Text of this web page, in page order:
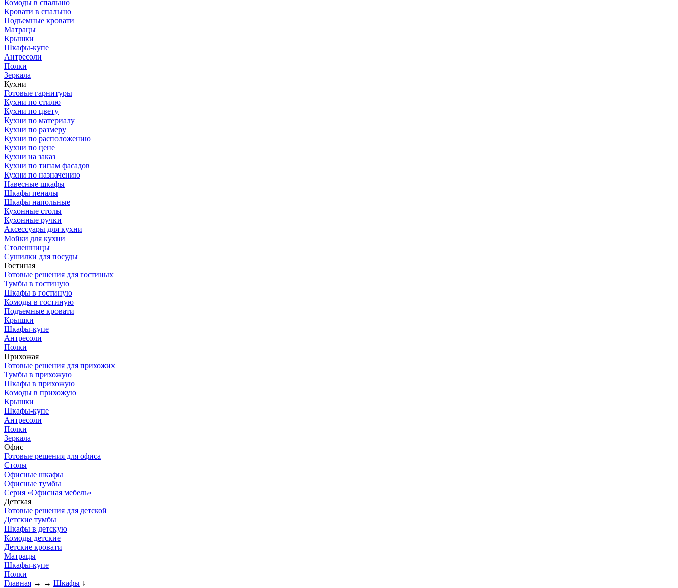
Комоды в спальню
Кровати в спальню
Подъемные кровати
Матрацы
Крышки
Шкафы-купе
Антресоли
Полки
Зеркала
Кухни
Готовые гарнитуры
Кухни по стилю
Кухни по цвету
Кухни по материалу
Кухни по размеру
Кухни по расположению
Кухни по цене
Кухни на заказ
Кухни по типам фасадов
Кухни по назначению
Навесные шкафы
Шкафы пеналы
Шкафы напольные
Кухонные столы
Кухонные ручки
Аксессуары для кухни
Мойки для кухни
Столешницы
Сушилки для посуды
Гостиная
Готовые решения для гостиных
Тумбы в гостиную
Шкафы в гостиную
Комоды в гостиную
Подъемные кровати
Крышки
Шкафы-купе
Антресоли
Полки
Прихожая
Готовые решения для прихожих
Тумбы в прихожую
Шкафы в прихожую
Комоды в прихожую
Крышки
Шкафы-купе
Антресоли
Полки
Зеркала
Офис
Готовые решения для офиса
Столы
Офисные шкафы
Офисные тумбы
Серия «Офисная мебель»
Детская
Готовые решения для детской
Детские тумбы
Шкафы в детскую
Комоды детские
Детские кровати
Матрацы
Шкафы-купе
Полки
Главная → → Шкафы ↓